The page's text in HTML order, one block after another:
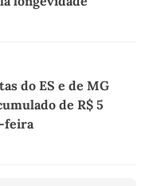
do ES e de MG
de R$ 5
feira